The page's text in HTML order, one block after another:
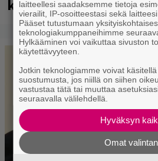
kuussa dokumentti
laitteellesi saadaksemme tietoja
vierailit, IP-osoitteestasi sekä
Pääset tutustumaan
teknologiakumppaneihimme
Hylkääminen voi vaikuttaa sivuston
käytettävyyteen.
Jotkin teknologiamme voivat
suostumusta, jos niillä on siihen
vastustaa tätä tai muuttaa
seuraavalla välilehdellä.
Hyväksyn
Omat